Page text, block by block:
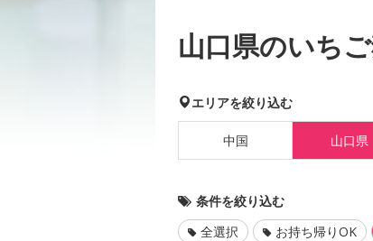
山口県のいち
エリアを絞り込む
中国 山口県
条件を絞り込む
全選択
お持ち帰りOK